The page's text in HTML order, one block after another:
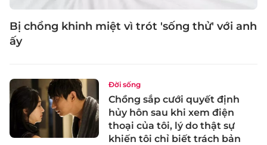
Bị chồng khinh miệt vì trót 'sống thử' với anh
ấy
Đời sống
Chồng sắp cưới quyết định
hủy hôn sau khi xem điện
thoại của tôi, lý do thật sự
khiến tôi chỉ biết trách bản